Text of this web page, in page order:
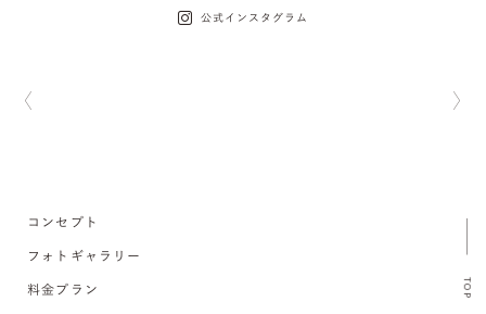
公式インスタグラム
TOP
コンセプト
フォトギャラリー
料金プラン